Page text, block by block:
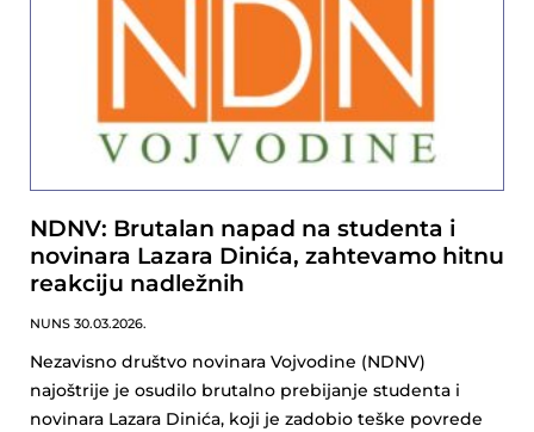
NDNV: Brutalan napad na studenta i
novinara Lazara Dinića, zahtevamo hitnu
reakciju nadležnih
NUNS 30.03.2026.
Nezavisno društvo novinara Vojvodine (NDNV)
najoštrije je osudilo brutalno prebijanje studenta i
novinara Lazara Dinića, koji je zadobio teške povrede